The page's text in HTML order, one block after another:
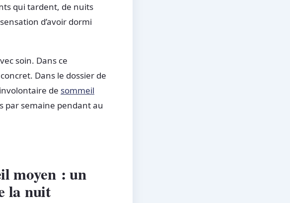
qui tardent, de nuits
d’avoir dormi
soin. Dans ce
Dans le dossier de
de sommeil
par semaine pendant au
moyen : un
la nuit